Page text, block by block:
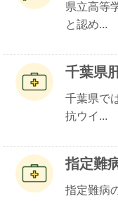
県立高等
と認め...
千葉県
千葉県で
抗ウイ...
指定難
指定難病